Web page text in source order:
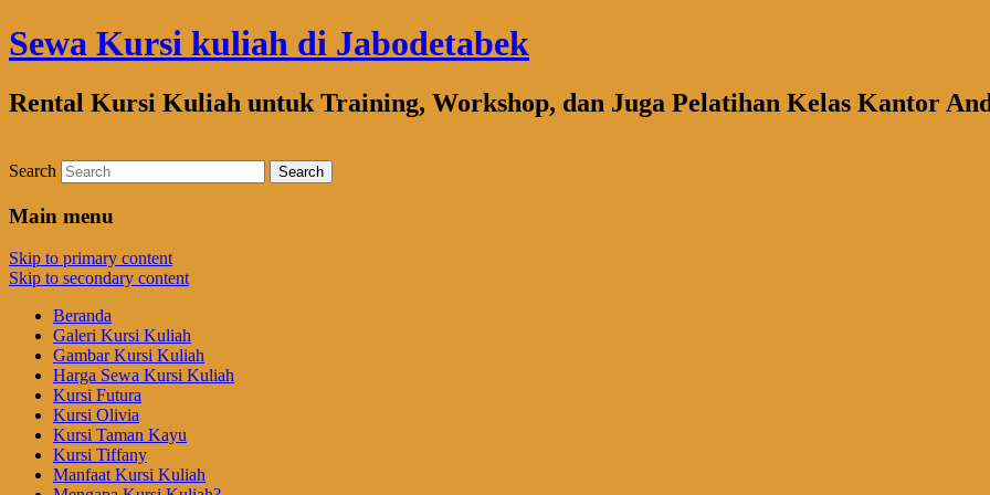
Sewa Kursi kuliah di Jabodetabek
Rental Kursi Kuliah untuk Training, Workshop, dan Juga Pelatihan Kelas Kantor
Search
Main menu
Skip to primary content
Skip to secondary content
Beranda
Galeri Kursi Kuliah
Gambar Kursi Kuliah
Harga Sewa Kursi Kuliah
Kursi Futura
Kursi Olivia
Kursi Taman Kayu
Kursi Tiffany
Manfaat Kursi Kuliah